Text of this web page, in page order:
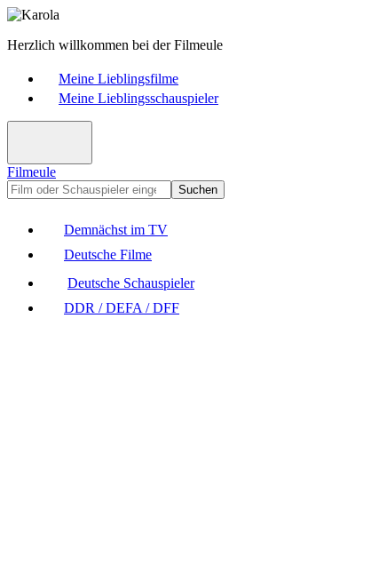
Herzlich willkommen bei der Filmeule
Meine Lieblingsfilme
Meine Lieblingsschauspieler
Filmeule
Suchen
Demnächst im TV
Deutsche Filme
Deutsche Schauspieler
DDR / DEFA / DFF